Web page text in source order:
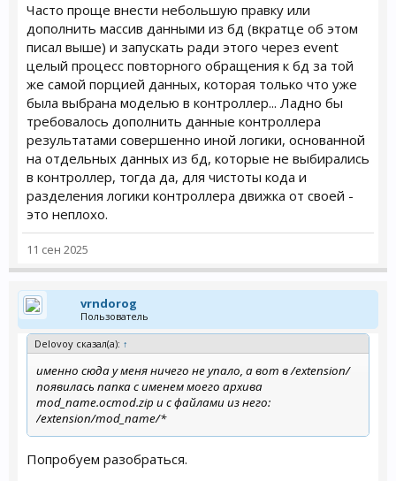
Часто проще внести небольшую правку или
дополнить массив данными из бд (вкратце об этом
писал выше) и запускать ради этого через event
целый процесс повторного обращения к бд за той
же самой порцией данных, которая только что уже
была выбрана моделью в контроллер... Ладно бы
требовалось дополнить данные контроллера
результатами совершенно иной логики, основанной
на отдельных данных из бд, которые не выбирались
в контроллер, тогда да, для чистоты кода и
разделения логики контроллера движка от своей -
это неплохо.
11 сен 2025
vrndorog
Пользователь
Delovoy сказал(а): ↑
именно сюда у меня ничего не упало, а вот в /extension/
появилась папка с именем моего архива
mod_name.ocmod.zip и с файлами из него:
/extension/mod_name/*
Попробуем разобраться.